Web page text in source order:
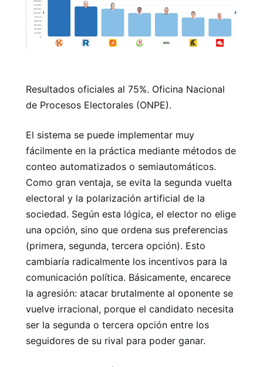
Resultados oficiales al 75%. Oficina Nacional
de Procesos Electorales (ONPE).
El sistema se puede implementar muy
fácilmente en la práctica mediante métodos de
conteo automatizados o semiautomáticos.
Como gran ventaja, se evita la segunda vuelta
electoral y la polarización artificial de la
sociedad. Según esta lógica, el elector no elige
una opción, sino que ordena sus preferencias
(primera, segunda, tercera opción). Esto
cambiaría radicalmente los incentivos para la
comunicación política. Básicamente, encarece
la agresión: atacar brutalmente al oponente se
vuelve irracional, porque el candidato necesita
ser la segunda o tercera opción entre los
seguidores de su rival para poder ganar.